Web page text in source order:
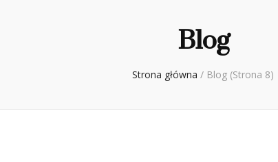
Blog
Strona główna / Blog (Strona 8)